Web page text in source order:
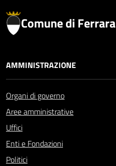
Comune di Ferrara
AMMINISTRAZIONE
Organi di governo
Aree amministrative
Uffici
Enti e Fondazioni
Politici